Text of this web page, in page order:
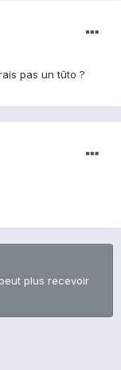
pas un tûto ?
plus recevoir